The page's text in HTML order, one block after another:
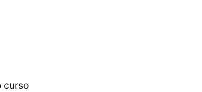
curso